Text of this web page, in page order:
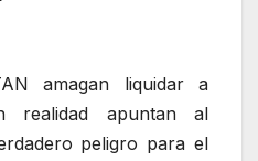
amagan liquidar a
realidad apuntan al
peligro para el